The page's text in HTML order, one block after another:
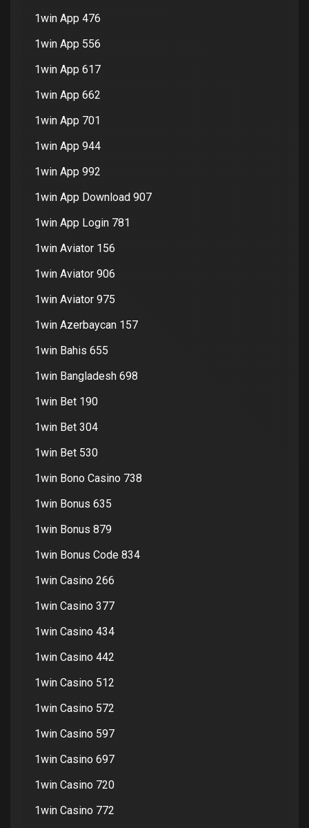
1win App 476
1win App 556
1win App 617
1win App 662
1win App 701
1win App 944
1win App 992
1win App Download 907
1win App Login 781
1win Aviator 156
1win Aviator 906
1win Aviator 975
1win Azerbaycan 157
1win Bahis 655
1win Bangladesh 698
1win Bet 190
1win Bet 304
1win Bet 530
1win Bono Casino 738
1win Bonus 635
1win Bonus 879
1win Bonus Code 834
1win Casino 266
1win Casino 377
1win Casino 434
1win Casino 442
1win Casino 512
1win Casino 572
1win Casino 597
1win Casino 697
1win Casino 720
1win Casino 772